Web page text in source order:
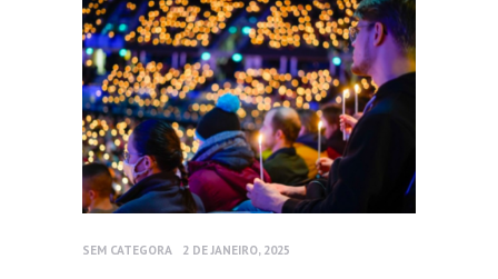
SEM CATEGORA 2 DE JANEIRO, 2025